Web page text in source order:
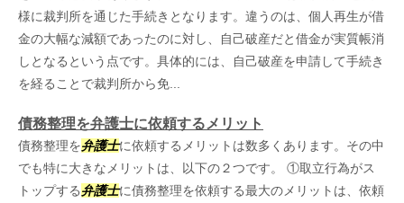
様に裁判所を通じた手続きとなります。違うのは、個人再生が借
金の大幅な減額であったのに対し、自己破産だと借金が実質帳消
しとなるという点です。具体的には、自己破産を申請して手続き
を経ることで裁判所から免...
債務整理を弁護士に依頼するメリット
債務整理を弁護士に依頼するメリットは数多くあります。その中
でも特に大きなメリットは、以下の２つです。 ①取立行為がス
トップする弁護士に債務整理を依頼する最大のメリットは、依頼